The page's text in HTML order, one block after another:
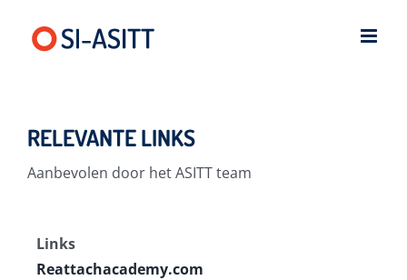
RELEVANTE LINKS
Aanbevolen door het ASITT team
Links
Reattachacademy.com